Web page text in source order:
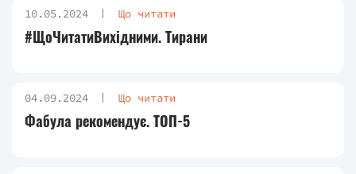
10.05.2024 Що читати
#ЩоЧитатиВихідними. Тирани
04.09.2024 Що читати
Фабула рекомендує. ТОП-5